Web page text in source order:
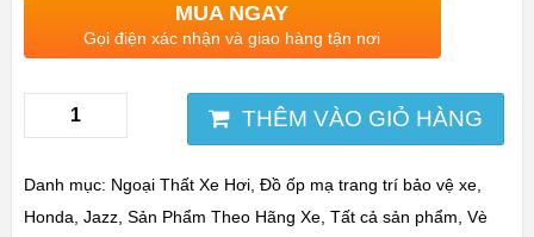
MUA NGAY
Gọi điện xác nhận và giao hàng tận nơi
THÊM VÀO GIỎ HÀNG
Danh mục: Ngoại Thất Xe Hơi, Đồ ốp mạ trang trí bảo vệ xe,
Honda Jazz, Sản Phẩm Theo Hãng Xe, Tất cả sản phẩm Vè